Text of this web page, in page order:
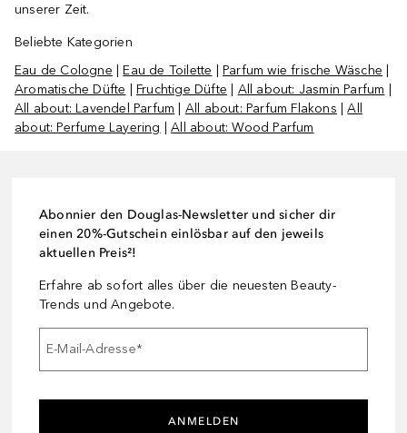
unserer Zeit.
Beliebte Kategorien
Eau de Cologne |Eau de Toilette |Parfum wie frische Wäsche
Aromatische Düfte |Fruchtige Düfte All about: Jasmin Parfum
All about: Lavendel Parfum
All about: Parfum Flakons |All
about: Perfume Layering |All about: Wood Parfum
Abonnier den Douglas-Newsletter und sicher dir
einen 20%-Gutschein einlösbar auf den jeweils
aktuellen Preis²!
Erfahre ab sofort alles über die neuesten Beauty-
Trends und Angebote.
E-Mail-Adresse*
ANMELDEN